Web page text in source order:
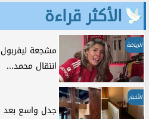
الأكثر قراءة
الرياضة
مشجعة ليفربول
انتقال محمد...
الأخبار
جدل واسع بعد